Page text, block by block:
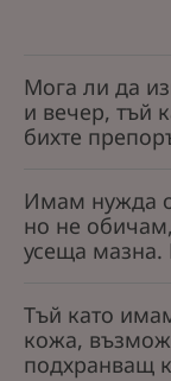
Мога ли да
и вечер, тъй
бихте
Имам нужда
но не
усеща мазна.
Тъй като
кожа,
подхранващ